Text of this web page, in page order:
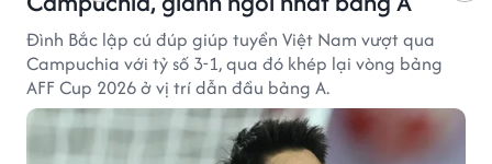
Đình Bắc lập cú đúp giúp tuyển Việt Nam vượt qua
Campuchia với tỷ số 3-1, qua đó khép lại vòng bảng
AFF Cup 2026 ở vị trí dẫn đầu bảng A.